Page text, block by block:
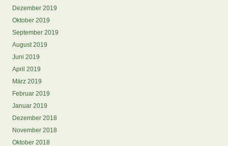
Dezember 2019
Oktober 2019
September 2019
August 2019
Juni 2019
April 2019
März 2019
Februar 2019
Januar 2019
Dezember 2018
November 2018
Oktober 2018